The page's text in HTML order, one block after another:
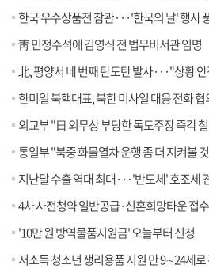
한국 우수상품전 참관···'한국의 날' 행사
靑 민정수석에 김영식 전 법무비서관 임명
北, 평양서 네 번째 탄도탄 발사···"상황
한미일 북핵대표, 북한 미사일 대응 전화 협
외교부 "日 외무상 부당한 독도주장 즉각
통일부 "북중 화물열차 운행 좀 더 지켜볼
지난달 수출 역대 최대···'반도체' 호조세
4차 사전청약 일반공급·신혼희망타운 접
'10만 원 방역물품지원금' 오늘부터 신청
저소득 청소년 생리용품 지원 만 9∼24세로